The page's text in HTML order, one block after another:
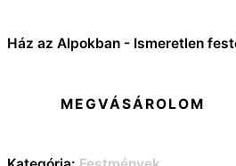
Ház az Alpokban - Ismeretlen
MEGVÁSÁROLOM